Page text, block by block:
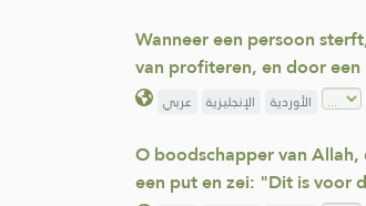
Wanneer een persoon
van profiteren, en door
عربي الإنجليزية الأوردية
O boodschapper van
een put en zei: "Dit is voor